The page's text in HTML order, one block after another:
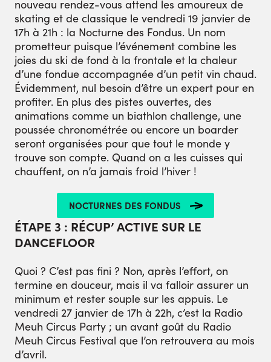
nouveau rendez-vous attend les amoureux de
skating et de classique le vendredi 19 janvier de
17h à 21h : la Nocturne des Fondus. Un nom
prometteur puisque l’événement combine les
joies du ski de fond à la frontale et la chaleur
d’une fondue accompagnée d’un petit vin chaud.
Évidemment, nul besoin d’être un expert pour en
profiter. En plus des pistes ouvertes, des
animations comme un biathlon challenge, une
poussée chronométrée ou encore un boarder
seront organisées pour que tout le monde y
trouve son compte. Quand on a les cuisses qui
chauffent, on n’a jamais froid l’hiver !
NOCTURNES DES FONDUS
ÉTAPE 3 : RÉCUP’ ACTIVE SUR LE
DANCEFLOOR
Quoi ? C’est pas fini ? Non, après l’effort, on
termine en douceur, mais il va falloir assurer un
minimum et rester souple sur les appuis. Le
vendredi 27 janvier de 17h à 22h, c’est la Radio
Meuh Circus Party ; un avant goût du Radio
Meuh Circus Festival que l’on retrouvera au mois
d’avril.